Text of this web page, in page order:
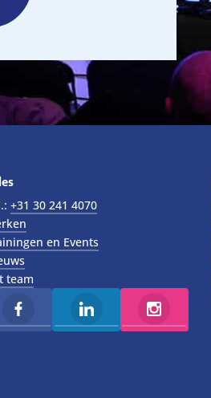
+31 30 241 4070
en Events
team